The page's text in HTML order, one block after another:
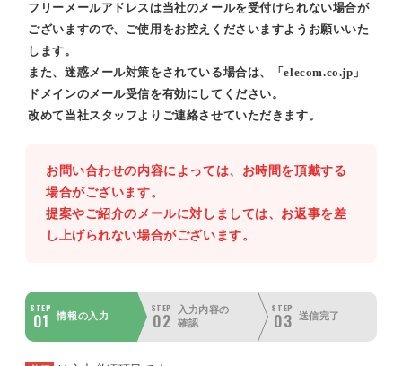
フリーメールアドレスは当社のメールを受付けられない場合が
ございますので、ご使用をお控えくださいますようお願いいた
します。
また、迷惑メール対策をされている場合は、「elecom.co.jp」
ドメインのメール受信を有効にしてください。
改めて当社スタッフよりご連絡させていただきます。
お問い合わせの内容によっては、お時間を頂戴する
場合がございます。
提案やご紹介のメールに対しましては、お返事を差
し上げられない場合がございます。
STEP
01 情報の入力
STEP
02
入力内容の
確認
STEP
03 送信完了